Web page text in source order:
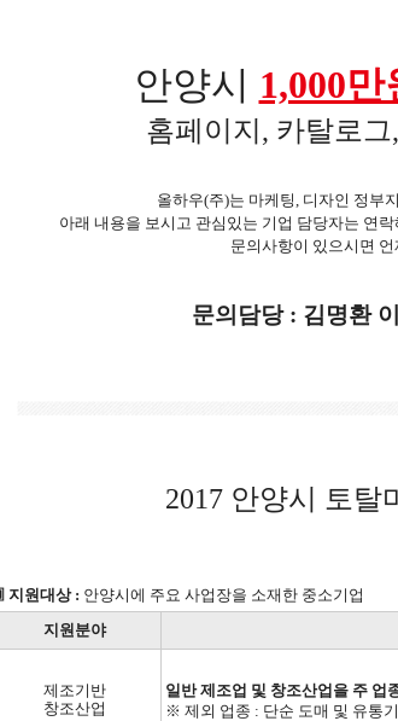
안양시 1,000
홈페이지, 카탈로
올하우(주)는 마케팅, 디자인 정부
아래 내용을 보시고 관심있는 기업 담당자는 연
문의사항이 있으시면
문의담당 : 김명환
2017 안양시 토탈
원대상 : 안양시에 주요 사업장을 소재한 중소기업
지원분야
제조기반
창조산업
일반 제조업 및 창조산업을 주 업
※ 제외 업종 : 단순 도매 및 유통